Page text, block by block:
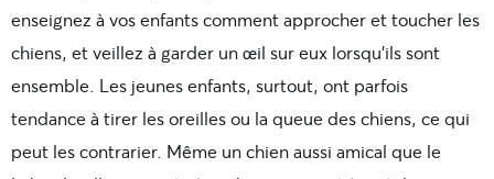
enseignez à vos enfants comment approcher et toucher les
chiens, et veillez à garder un œil sur eux lorsqu’ils sont
ensemble. Les jeunes enfants, surtout, ont parfois
tendance à tirer les oreilles ou la queue des chiens, ce qui
peut les contrarier. Même un chien aussi amical que le